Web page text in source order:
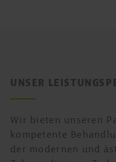
UNSER
Wir bieten unseren
kompetente
der modernen und